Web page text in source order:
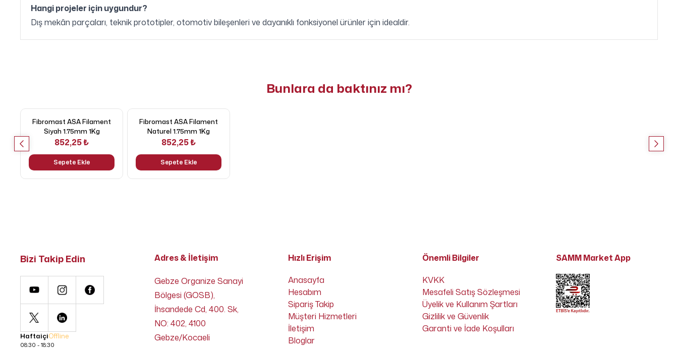
Hangi projeler için uygundur?
Dış mekân parçaları, teknik prototipler, otomotiv bileşenleri ve dayanıklı fonksiyonel ürünler için idealdir.
Bunlara da baktınız mı?
Fibromast ASA Filament
Siyah 1.75mm 1Kg
852,25 ₺
Sepete Ekle
Fibromast ASA Filament
Naturel 1.75mm 1Kg
852,25 ₺
Sepete Ekle
Bizi Takip Edin
HaftaiçiOffline
08:30 - 18:30
Adres & İletişim
Gebze Organize Sanayi
Bölgesi (GOSB),
İhsandede Cd, 400. Sk,
NO: 402, 4100
Gebze/Kocaeli
Hızlı Erişim
Anasayfa
Hesabım
Sipariş Takip
Müşteri Hizmetleri
İletişim
Bloglar
Önemli Bilgiler
KVKK
Mesafeli Satış Sözleşmesi
Üyelik ve Kullanım Şartları
Gizlilik ve Güvenlik
Garanti ve İade Koşulları
SAMM Market App